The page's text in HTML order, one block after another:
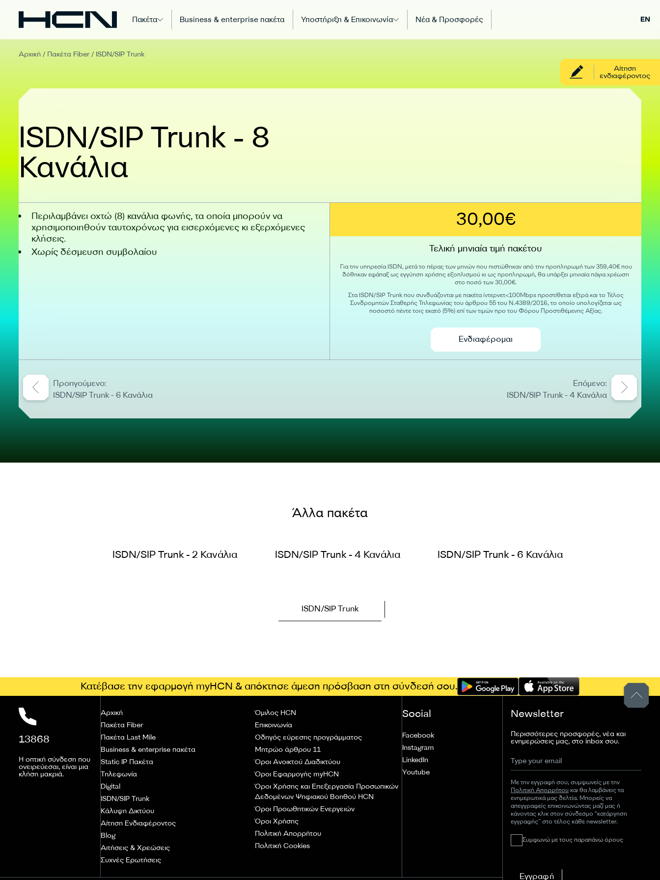
Πακέτα Business & enterprise πακέτα Υποστήριξη & Επικοινωνία Νέα & Προσφορές EN
Αίτηση
ενδιαφέροντος
Αρχική/ Πακέτα Fiber/ ISDN/SIP Trunk
ISDN/SIP Trunk - 8
Κανάλια
Περιλαμβάνει οχτώ (8) κανάλια φωνής, τα οποία μπορούν να
χρησιμοποιηθούν ταυτοχρόνως για εισερχόμενες κι εξερχόμενες
κλήσεις.
Χωρίς δέσμευση συμβολαίου
30,00€
Τελική μηνιαία τιμή πακέτου
Για την υπηρεσία ISDN, μετά το πέρας των μηνών που πιστώθηκαν από την προπληρωμή των 359,40€ που
δόθηκαν εφάπαξ ως εγγύηση χρήσης εξοπλισμού κι ως προπληρωμή, θα υπάρξει μηνιαία πάγια χρέωση
στο ποσό των 30,00€.
Στα ISDN/SIP Trunk που συνδυάζονται με πακέτα ίντερνετ<100Mbps προστίθεται εξτρά και το Τέλος
Συνδρομητών Σταθερής Τηλεφωνίας του άρθρου 55 του Ν.4389/2016, το οποίο υπολογίζεται ως
ποσοστό πέντε τοις εκατό (5%) επί των τιμών προ του Φόρου Προστιθέμενης Αξίας.
Ενδιαφέρομαι
Προηγούμενο:
ISDN/SIP Trunk - 6 Κανάλια
Επόμενο:
ISDN/SIP Trunk - 4 Κανάλια
Άλλα πακέτα
ISDN/SIP Trunk - 2 Κανάλια ISDN/SIP Trunk - 4 Κανάλια ISDN/SIP Trunk - 6 Κανάλια
ISDN/SIP Trunk
Κατέβασε την εφαρμογή myHCN & απόκτησε άμεση πρόσβαση στη σύνδεσή σου.
13868
Η οπτική σύνδεση που
ονειρεύεσαι, είναι μια
κλήση μακριά.
Αρχική
Πακέτα Fiber
Πακέτα Last Mile
Business & enterprise πακέτα
Static IP Πακέτα
Τηλεφωνία
Digital
ISDN/SIP Trunk
Κάλυψη Δικτύου
Αίτηση Ενδιαφέροντος
Blog
Αιτήσεις & Χρεώσεις
Συχνές Ερωτήσεις
Όμιλος HCN
Επικοινωνία
Οδηγός εύρεσης προγράμματος
Μητρώο άρθρου 11
Όροι Ανοικτού Διαδικτύου
Όροι Εφαρμογής myHCN
Όροι Χρήσης και Επεξεργασία Προσωπικών
Δεδομένων Ψηφιακού Βοηθού HCN
Όροι Προωθητικών Ενεργειών
Όροι Χρήσης
Πολιτική Απορρήτου
Πολιτική Cookies
Social
Facebook
Instagram
LinkedIn
Youtube
Newsletter
Περισσότερες προσφορές, νέα και
ενημερώσεις μας, στο inbox σου.
Με την εγγραφή σου, συμφωνείς με την
Πολιτική Απορρήτουκαι θα λαμβάνεις τα
ενημερωτικά μας δελτία. Μπορείς να
απεγγραφείς επικοινωνώντας μαζί μας ή
κάνοντας κλικ στον σύνδεσμο “κατάργηση
εγγραφής” στο τέλος κάθε newsletter.
Συμφωνώ με τους παραπάνω όρους
Εγγραφή